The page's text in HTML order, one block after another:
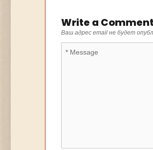
Write a Comment
Ваш адрес email не будет